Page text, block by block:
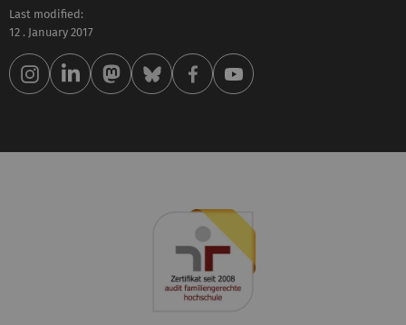
Last modified:
12 . January 2017